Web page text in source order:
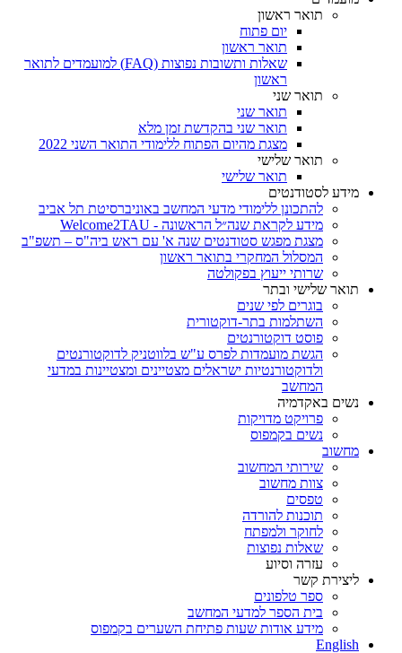
תואר ראשון
יום פתוח
תואר ראשון
שאלות ותשובות נפוצות (FAQ) למועמדים לתואר
ראשון
תואר שני
תואר שני
תואר שני בהקדשת זמן מלא
מצגת מהיום הפתוח ללימודי התואר השני 2022
תואר שלישי
תואר שלישי
מידע לסטודנטים
להתכונן ללימודי מדעי המחשב באוניברסיטת תל אביב
מידע לקראת שנה״ל הראשונה - Welcome2TAU
מצגת מפגש סטודנטים שנה א' עם ראש ביה"ס – תשפ"ב
המסלול המחקרי בתואר ראשון
שרותי ייעוץ בפקולטה
תואר שלישי ובתר
בוגרים לפי שנים
השתלמות בתר-דוקטורית
פוסט דוקטורנטים
הגשת מועמדות לפרס ע"ש בלווטניק לדוקטורנטים
ולדוקטורנטיות ישראלים מצטיינים ומצטיינות במדעי
המחשב
נשים באקדמיה
פרויקט מדויקות
נשים בקמפוס
מחשוב
שירותי המחשוב
צוות מחשוב
טפסים
תוכנות להורדה
לחוקר ולמפתח
שאלות נפוצות
עזרה וסיוע
ליצירת קשר
ספר טלפונים
בית הספר למדעי המחשב
מידע אודות שעות פתיחת השערים בקמפוס
English